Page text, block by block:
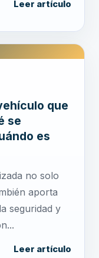
Leer artículo
que
se
es
no solo
aporta
seguridad y
Leer artículo